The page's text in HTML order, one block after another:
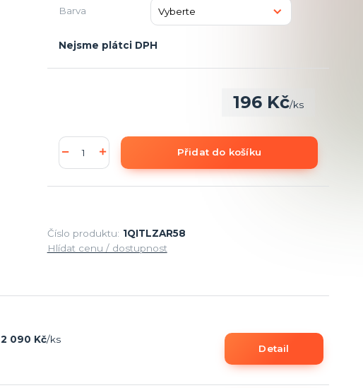
Barva
Nejsme plátci DPH
196 Kč/ks
Přidat do košíku
Číslo produktu: 1QITLZAR58
Hlídat cenu / dostupnost
2 090 Kč/ks
Detail